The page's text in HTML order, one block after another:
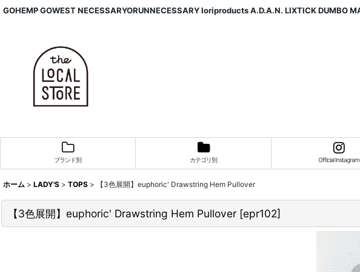
GOHEMP GOWEST NECESSARYORUNNECESSARY Ioriproducts A.D.A.N. LIXTICK DUMBO
ブランド別 カテゴリ別 Official Instagram
ホーム > LADY'S > TOPS > 【3色展開】euphoric' Drawstring Hem Pullover
【3色展開】euphoric' Drawstring Hem Pullover [epr102]